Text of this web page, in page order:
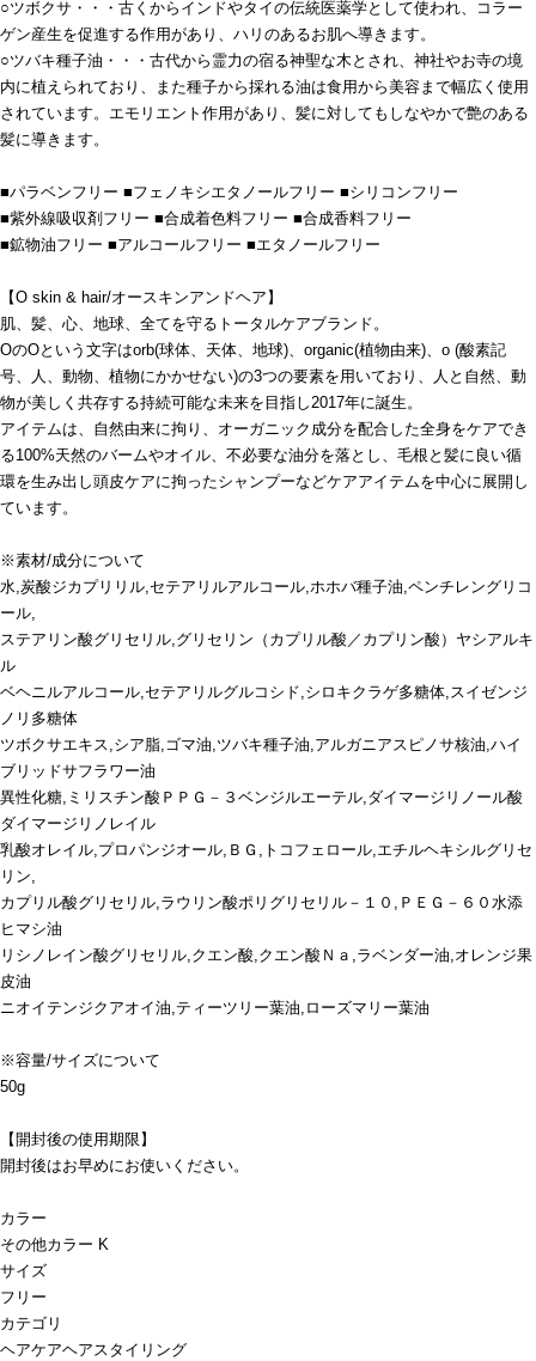
○ツボクサ・・・古くからインドやタイの伝統医薬学として使われ、コラー
ゲン産生を促進する作用があり、ハリのあるお肌へ導きます。
○ツバキ種子油・・・古代から霊力の宿る神聖な木とされ、神社やお寺の境
内に植えられており、また種子から採れる油は食用から美容まで幅広く使用
されています。エモリエント作用があり、髪に対してもしなやかで艶のある
髪に導きます。
■パラベンフリー ■フェノキシエタノールフリー ■シリコンフリー
■紫外線吸収剤フリー ■合成着色料フリー ■合成香料フリー
■鉱物油フリー ■アルコールフリー ■エタノールフリー
【O skin & hair/オースキンアンドヘア】
肌、髪、心、地球、全てを守るトータルケアブランド。
OのOという文字はorb(球体、天体、地球)、organic(植物由来)、o (酸素記
号、人、動物、植物にかかせない)の3つの要素を用いており、人と自然、動
物が美しく共存する持続可能な未来を目指し2017年に誕生。
アイテムは、自然由来に拘り、オーガニック成分を配合した全身をケアでき
る100%天然のバームやオイル、不必要な油分を落とし、毛根と髪に良い循
環を生み出し頭皮ケアに拘ったシャンプーなどケアアイテムを中心に展開し
ています。
※素材/成分について
水,炭酸ジカプリリル,セテアリルアルコール,ホホバ種子油,ペンチレングリコ
ール,
ステアリン酸グリセリル,グリセリン（カプリル酸／カプリン酸）ヤシアルキ
ル
ベヘニルアルコール,セテアリルグルコシド,シロキクラゲ多糖体,スイゼンジ
ノリ多糖体
ツボクサエキス,シア脂,ゴマ油,ツバキ種子油,アルガニアスピノサ核油,ハイ
ブリッドサフラワー油
異性化糖,ミリスチン酸ＰＰＧ－３ベンジルエーテル,ダイマージリノール酸
ダイマージリノレイル
乳酸オレイル,プロパンジオール,ＢＧ,トコフェロール,エチルヘキシルグリセ
リン,
カプリル酸グリセリル,ラウリン酸ポリグリセリル－１０,ＰＥＧ－６０水添
ヒマシ油
リシノレイン酸グリセリル,クエン酸,クエン酸Ｎａ,ラベンダー油,オレンジ果
皮油
ニオイテンジクアオイ油,ティーツリー葉油,ローズマリー葉油
※容量/サイズについて
50g
【開封後の使用期限】
開封後はお早めにお使いください。
カラー
その他カラー K
サイズ
フリー
カテゴリ
ヘアケアヘアスタイリング